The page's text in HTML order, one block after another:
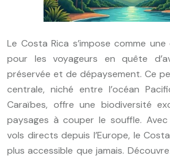
Le Costa Rica s’impose comme
pour les voyageurs en quête
préservée et de dépaysement. Ce
centrale, niché entre l’océan
Caraïbes, offre une biodiversité
paysages à couper le souffle. Avec
vols directs depuis l’Europe, le
plus accessible que jamais.